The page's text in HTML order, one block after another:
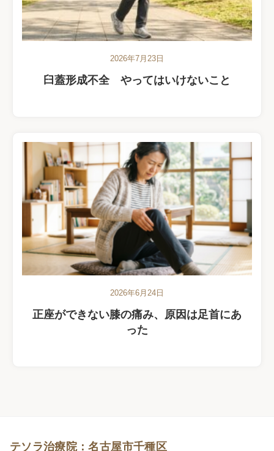
2026年7月23日
臼蓋形成不全 やってはいけないこと
2026年6月24日
正座ができない膝の痛み、原因は足首にあ
った
テソラ治療院：名古屋市千種区